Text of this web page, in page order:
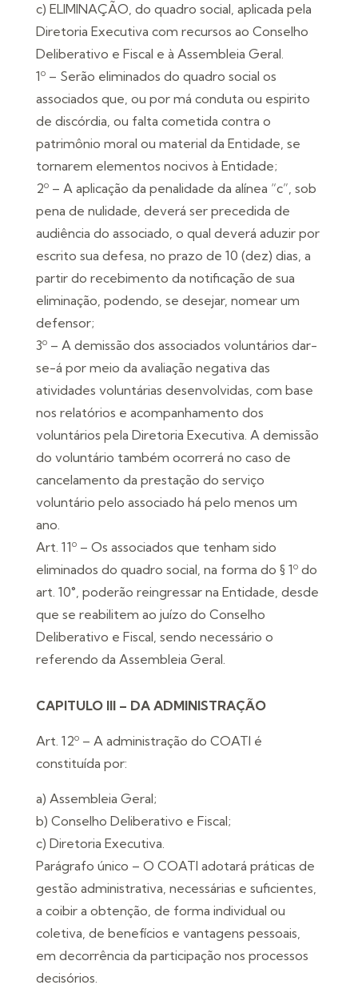
c) ELIMINAÇÃO, do quadro social, aplicada pela
Diretoria Executiva com recursos ao Conselho
Deliberativo e Fiscal e à Assembleia Geral.
1º – Serão eliminados do quadro social os
associados que, ou por má conduta ou espirito
de discórdia, ou falta cometida contra o
patrimônio moral ou material da Entidade, se
tornarem elementos nocivos à Entidade;
2º – A aplicação da penalidade da alínea “c”, sob
pena de nulidade, deverá ser precedida de
audiência do associado, o qual deverá aduzir por
escrito sua defesa, no prazo de 10 (dez) dias, a
partir do recebimento da notificação de sua
eliminação, podendo, se desejar, nomear um
defensor;
3º – A demissão dos associados voluntários dar-
se-á por meio da avaliação negativa das
atividades voluntárias desenvolvidas, com base
nos relatórios e acompanhamento dos
voluntários pela Diretoria Executiva. A demissão
do voluntário também ocorrerá no caso de
cancelamento da prestação do serviço
voluntário pelo associado há pelo menos um
ano.
Art. 11º – Os associados que tenham sido
eliminados do quadro social, na forma do § 1º do
art. 10°, poderão reingressar na Entidade, desde
que se reabilitem ao juízo do Conselho
Deliberativo e Fiscal, sendo necessário o
referendo da Assembleia Geral.
CAPITULO III – DA ADMINISTRAÇÃO
Art. 12º – A administração do COATI é
constituída por:
a) Assembleia Geral;
b) Conselho Deliberativo e Fiscal;
c) Diretoria Executiva.
Parágrafo único – O COATI adotará práticas de
gestão administrativa, necessárias e suficientes,
a coibir a obtenção, de forma individual ou
coletiva, de benefícios e vantagens pessoais,
em decorrência da participação nos processos
decisórios.